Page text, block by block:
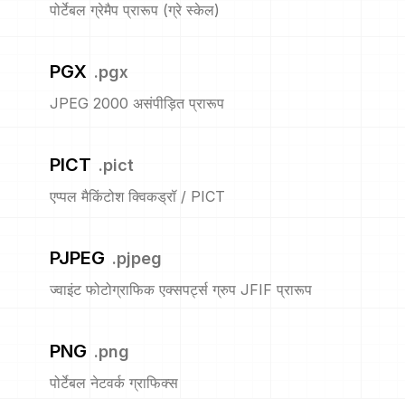
पोर्टेबल ग्रेमैप प्रारूप (ग्रे स्केल)
PGX .pgx
JPEG 2000 असंपीड़ित प्रारूप
PICT .pict
एप्पल मैकिंटोश क्विकड्रॉ / PICT
PJPEG .pjpeg
ज्वाइंट फोटोग्राफिक एक्सपर्ट्स ग्रुप JFIF प्रारूप
PNG .png
पोर्टेबल नेटवर्क ग्राफिक्स